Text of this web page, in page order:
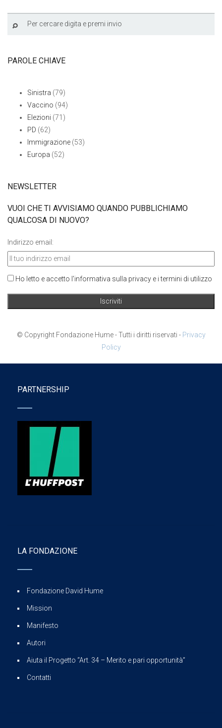
PAROLE CHIAVE
Sinistra (79)
Vaccino (94)
Elezioni (71)
PD (62)
Immigrazione (53)
Europa (52)
NEWSLETTER
VUOI CHE TI AVVISIAMO QUANDO PUBBLICHIAMO
QUALCOSA DI NUOVO?
Indirizzo email:
Ho letto e accetto l'informativa sulla privacy e i termini di utilizzo
© Copyright Fondazione Hume - Tutti i diritti riservati - Privacy
Policy
PARTNERSHIP
LA FONDAZIONE
Fondazione David Hume
Mission
Manifesto
Autori
Aiuta il Progetto “Art. 34 – Merito e pari opportunità”
Contatti